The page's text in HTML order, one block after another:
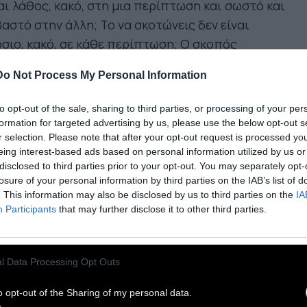
Not Process My Personal Information
opt-out of the sale, sharing to third parties, or processing of your
for targeted advertising by us, please use the below opt-out
selection. Please note that after your opt-out request is processed
interest-based ads based on personal information utilized by us
to third parties prior to your opt-out. You may separately
of your personal information by third parties on the IAB’s list of
This information may also be disclosed by us to third parties on the
Participants that may further disclose it to other third parties.
Data Processing Opt Outs
opt-out of the Sharing of my personal data.
λάθος, κακό, στη μια περίπτωση και σωστό και
στην άλλη; Το να σκοτώνεις δεν είναι
κακό, σε κάθε περίπτωση; Ο σκοπός
πρέπει να χρησιμοποιείς τα σωστά μέσα για ένα
σκοπό; Η μαζική δολοφονία, ο πόλεμος, είναι
μέσο για να φέρει έναν ειρηνικό και
κόσμο;
κι εγώ πρόκειται να γίνουμε φίλοι κι
καλά αισθήματα, θα προσβάλλουμε ποτέ ο
τον άλλον, θα εξαπατήσουμε ο ένας τον άλλον,
ο ένας τον άλλον, θα
ο ένας τον άλλον; Όχι. Θα
μεταξύ μας, αν πρόκειται να γίνουμε